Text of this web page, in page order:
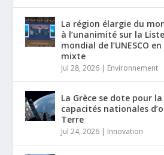
La région élargie du
à l’unanimité sur la
mondial de l’UNESCO
mixte
Jul 28, 2026 | Environnement
La Grèce se dote pour
capacités nationales
Terre
Jul 24, 2026 | Innovation